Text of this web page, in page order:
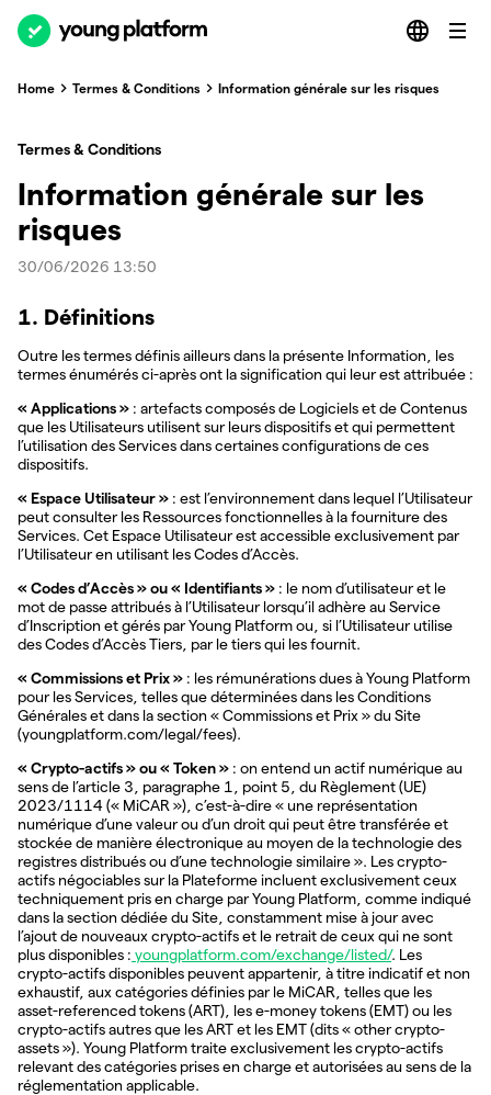
Home Termes & Conditions Information générale sur les risques
Termes & Conditions
Information générale sur les
risques
30/06/2026 13:50
1. Définitions
Outre les termes définis ailleurs dans la présente Information, les
termes énumérés ci-après ont la signification qui leur est attribuée :
« Applications » : artefacts composés de Logiciels et de Contenus
que les Utilisateurs utilisent sur leurs dispositifs et qui permettent
l’utilisation des Services dans certaines configurations de ces
dispositifs.
« Espace Utilisateur » : est l’environnement dans lequel l’Utilisateur
peut consulter les Ressources fonctionnelles à la fourniture des
Services. Cet Espace Utilisateur est accessible exclusivement par
l’Utilisateur en utilisant les Codes d’Accès.
« Codes d’Accès » ou « Identifiants » : le nom d’utilisateur et le
mot de passe attribués à l’Utilisateur lorsqu’il adhère au Service
d’Inscription et gérés par Young Platform ou, si l’Utilisateur utilise
des Codes d’Accès Tiers, par le tiers qui les fournit.
« Commissions et Prix » : les rémunérations dues à Young Platform
pour les Services, telles que déterminées dans les Conditions
Générales et dans la section « Commissions et Prix » du Site
(youngplatform.com/legal/fees).
« Crypto-actifs » ou « Token » : on entend un actif numérique au
sens de l’article 3, paragraphe 1, point 5, du Règlement (UE)
2023/1114 (« MiCAR »), c’est-à-dire « une représentation
numérique d’une valeur ou d’un droit qui peut être transférée et
stockée de manière électronique au moyen de la technologie des
registres distribués ou d’une technologie similaire ». Les crypto-
actifs négociables sur la Plateforme incluent exclusivement ceux
techniquement pris en charge par Young Platform, comme indiqué
dans la section dédiée du Site, constamment mise à jour avec
l’ajout de nouveaux crypto-actifs et le retrait de ceux qui ne sont
plus disponibles : youngplatform.com/exchange/listed/. Les
crypto-actifs disponibles peuvent appartenir, à titre indicatif et non
exhaustif, aux catégories définies par le MiCAR, telles que les
asset-referenced tokens (ART), les e-money tokens (EMT) ou les
crypto-actifs autres que les ART et les EMT (dits « other crypto-
assets »). Young Platform traite exclusivement les crypto-actifs
relevant des catégories prises en charge et autorisées au sens de la
réglementation applicable.